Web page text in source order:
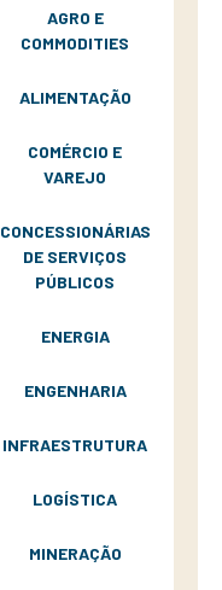
AGRO E
COMMODITIES
ALIMENTAÇÃO
COMÉRCIO E
VAREJO
CONCESSIONÁRIAS
DE SERVIÇOS
PÚBLICOS
ENERGIA
ENGENHARIA
INFRAESTRUTURA
LOGÍSTICA
MINERAÇÃO